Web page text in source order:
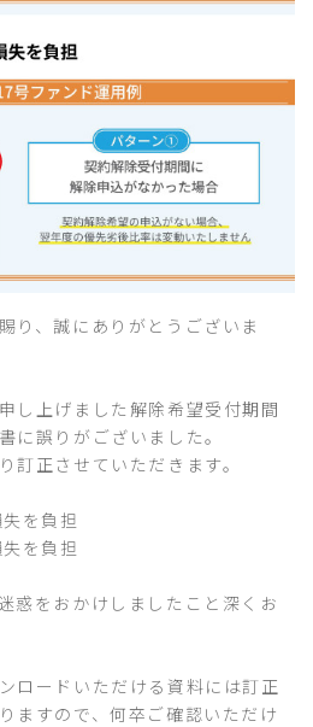
り、誠にありがとうございま
し上げました解除希望受付期間
に誤りがございました。
訂正させていただきます。
を負担
を負担
惑をおかけしましたこと深くお
ロードいただける資料には訂正
ますので、何卒ご確認いただけ